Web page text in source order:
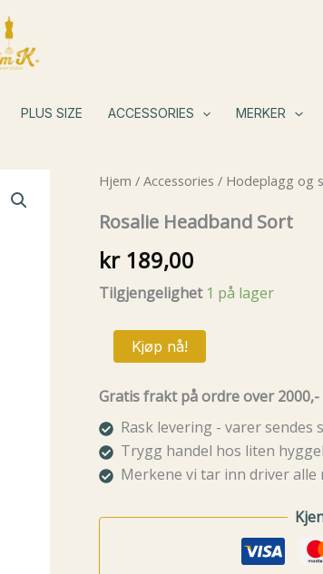
PLUS SIZE ACCESSORIES MERKER
Hjem / Accessories / Hodeplagg og
Rosalie Headband Sort
kr189,00
Tilgjengelighet 1 på lager
Rosalie
Headband
antall
Kjøp nå!
Gratis frakt på ordre over 2000,-
Rask levering - varer sendes
Trygg handel hos liten
Merkene vi tar inn driver